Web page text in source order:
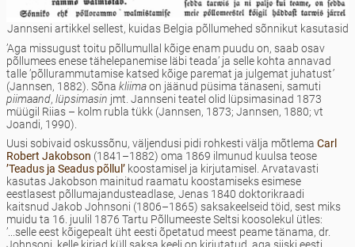
Jannseni artikkel sellest, kuidas Belgia põllumehed sõnnikut kasutasid
’Aga missugust toitu põllumullal kõige enam puudu on, saab osav
põllumees enese tähelepanemise läbi teada’ ja selle kohta annavad
talle ’põllurammutamise katsed kõige paremat ja julgemat juhatust’
(Jannsen, 1882). Sõna kliimaon jäänud püsima tänaseni, samuti
piimaand, lüpsimasin jmt. Jannseni teatel olid lüpsimasinad 1873
müügil Riias – kolm rubla tükk (Jannsen, 1873; Jannsen, 1880; vt
Joandi, 1990).
Uusi sobivaid oskussõnu, väljendusi pidi rohkesti välja mõtlema Carl
Robert Jakobson (1841–1882) oma 1869 ilmunud kuulsa teose
’Teadus ja Seadus põllul’ koostamisel ja kirjutamisel. Arvatavasti
kasutas Jakobson mainitud raamatu koostamiseks esimese
eestlasest põllumajandusteadlase, Jenas 1840 doktorikraadi
kaitsnud Jakob Johnsoni (1806–1865) saksakeelseid töid, sest miks
muidu ta 16. juulil 1876 Tartu Põllumeeste Seltsi koosolekul ütles:
’...selle eest kõigepealt üht eesti õpetatud meest peame tänama, dr.